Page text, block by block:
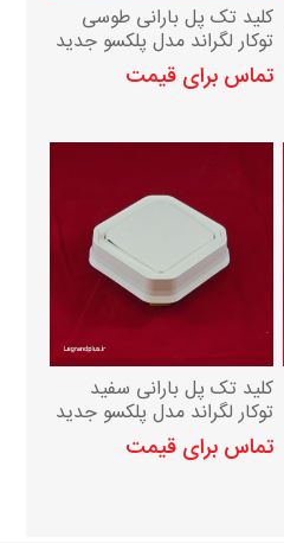
کلید تک پل بارانی طوسی
توکار لگراند مدل پلکسو جدید
IP55
تماس برای قیمت
کلید تک پل بارانی سفید
توکار لگراند مدل پلکسو جدید
IP55
تماس برای قیمت